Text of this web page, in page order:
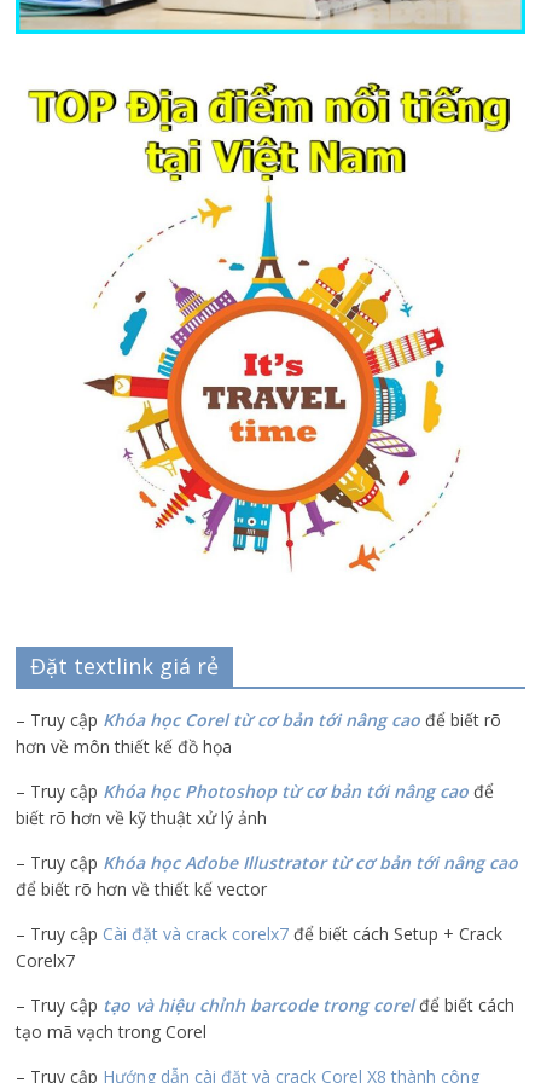
Đặt textlink giá rẻ
– Truy cập Khóa học Corel từ cơ bản tới nâng cao để biết rõ
hơn về môn thiết kế đồ họa
– Truy cập Khóa học Photoshop từ cơ bản tới nâng cao để
biết rõ hơn về kỹ thuật xử lý ảnh
– Truy cập Khóa học Adobe Illustratortừ cơ bản tới nâng cao
để biết rõ hơn về thiết kế vector
– Truy cập Cài đặt và crack corelx7 để biết cách Setup + Crack
Corelx7
– Truy cập tạo và hiệu chỉnh barcode trong corelđể biết cách
tạo mã vạch trong Corel
– Truy cập Hướng dẫn cài đặt và crack Corel X8 thành công